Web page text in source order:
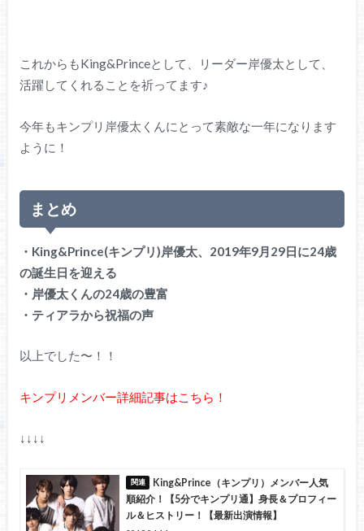
これからもKing&Princeとして、リーダー岸優太として、
活躍してくれることを祈ってます♪
今年もキンプリ岸優太くんにとって素敵な一年になります
ように！
まとめ
・King&Prince(キンプリ)岸優太、2019年9月29日に24歳
の誕生日を迎える
・岸優太くんの24歳の豊富
・ティアラから祝福の声
以上でした〜！！
キンプリメンバー詳細記事はこちら！
↓↓↓↓
King&Prince（キンプリ）メンバー人気
順紹介！【5分でキンプリ通】身長＆プロフィー
ル＆ヒストリー！【最新出演情報】